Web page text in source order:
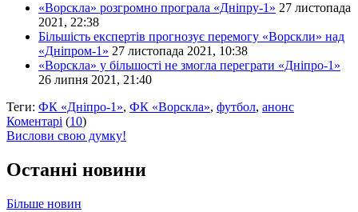
«Ворскла» розгромно програла «Дніпру-1» 27 листопада
2021, 22:38
Більшість експертів прогнозує перемогу «Ворскли» над
«Дніпром-1» 27 листопада 2021, 10:38
«Ворскла» у більшості не змогла переграти «Дніпро-1»
26 липня 2021, 21:40
Теги: ФК «Дніпро-1», ФК «Ворскла», футбол, анонс
Коментарі (10)
Вислови свою думку!
Останні новини
Більше новин